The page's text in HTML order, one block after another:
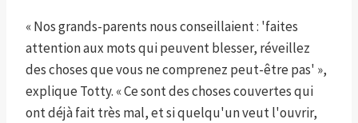
« Nos grands-parents nous conseillaient : 'faites
attention aux mots qui peuvent blesser, réveillez
des choses que vous ne comprenez peut-être pas' »,
explique Totty. « Ce sont des choses couvertes qui
ont déjà fait très mal, et si quelqu'un veut l'ouvrir,